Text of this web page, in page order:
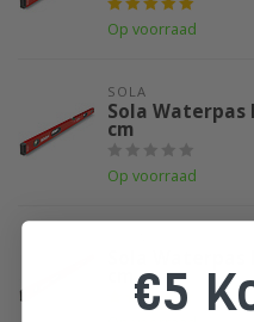
Op voorraad
SOLA
Sola Waterpas
cm
Op voorraad
€5